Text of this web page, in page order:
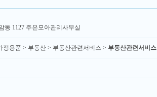
동 1127 주은모아관리사무실
정용품 > 부동산 > 부동산관련서비스 > 부동산관련서비스